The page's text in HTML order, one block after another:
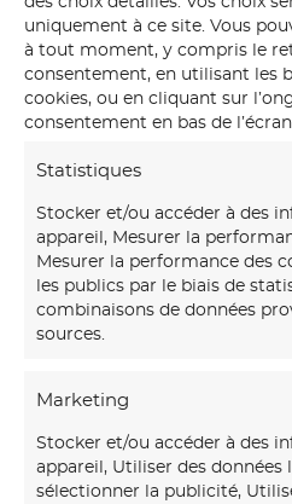
uniquement à ce site. Vous
à tout moment, y compris le
consentement, en utilisant les
cookies, ou en cliquant sur
consentement en bas de
Statistiques
Stocker et/ou accéder à des
appareil, Mesurer la
Mesurer la performance des
les publics par le biais de
combinaisons de données
sources.
Marketing
Stocker et/ou accéder à des
appareil, Utiliser des données
sélectionner la publicité,
Fresque sur-mesure
Créa
Notremaison d’art mural
murs avec des fresques et
uniques et immersifs.